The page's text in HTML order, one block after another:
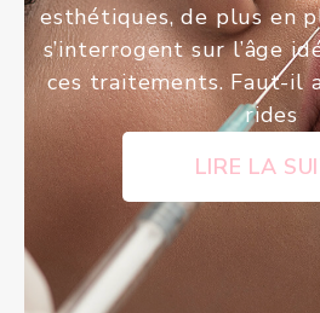
esthétiques, de plus en
s’interrogent sur l’âge
ces traitements. Faut-il
rides
LIRE LA